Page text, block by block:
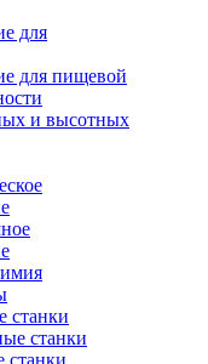
для
для пищевой
и высотных
станки
станки